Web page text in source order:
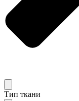
Тип ткани